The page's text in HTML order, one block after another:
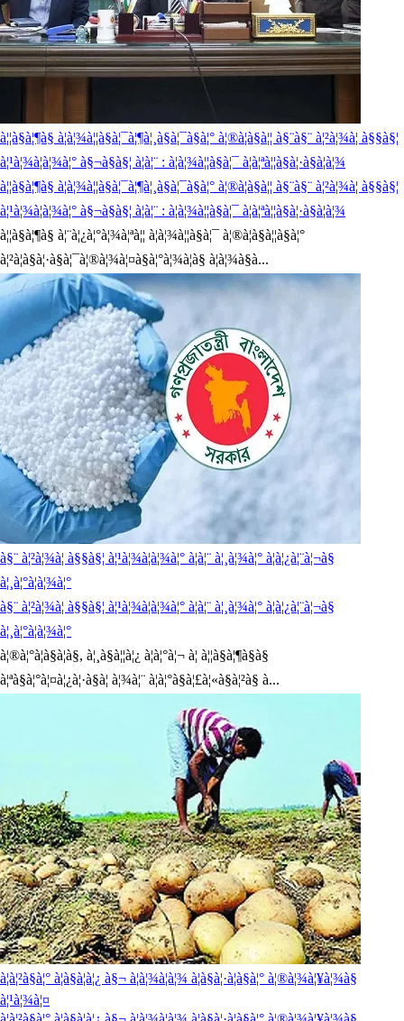
à¦¦à§à¦¶à§ à¦à¦¾à¦¦à§à¦¯à¦¶à¦¸à§à¦¯à§à¦° à¦®à¦à§à¦¦ à§¨à§¨ à¦²à¦¾à¦ à§§à§¦
à¦¹à¦¾à¦à¦¾à¦° à§¬à§­à§¦ à¦à¦¨ : à¦à¦¾à¦¦à§à¦¯ à¦à¦ªà¦¦à§à¦·à§à¦à¦¾
à¦¦à§à¦¶à§ à¦à¦¾à¦¦à§à¦¯à¦¶à¦¸à§à¦¯à§à¦° à¦®à¦à§à¦¦ à§¨à§¨ à¦²à¦¾à¦ à§§à§¦
à¦¹à¦¾à¦à¦¾à¦° à§¬à§­à§¦ à¦à¦¨ : à¦à¦¾à¦¦à§à¦¯ à¦à¦ªà¦¦à§à¦·à§à¦à¦¾
à¦¦à§à¦¶à§ à¦¨à¦¿à¦°à¦¾à¦ªà¦¦ à¦à¦¾à¦¦à§à¦¯ à¦®à¦à§à¦¦à§à¦°
à¦²à¦à§à¦·à§à¦¯à¦®à¦¾à¦¤à§à¦°à¦¾à¦à§ à¦à¦¾à§à...
à§¨ à¦²à¦¾à¦ à§§à§¦ à¦¹à¦¾à¦à¦¾à¦° à¦à¦¨ à¦¸à¦¾à¦° à¦à¦¿à¦¨à¦¬à§
à¦¸à¦°à¦à¦¾à¦°
à§¨ à¦²à¦¾à¦ à§§à§¦ à¦¹à¦¾à¦à¦¾à¦° à¦à¦¨ à¦¸à¦¾à¦° à¦à¦¿à¦¨à¦¬à§
à¦¸à¦°à¦à¦¾à¦°
à¦®à¦°à¦à§à¦à§, à¦¸à§à¦¦à¦¿ à¦à¦°à¦¬ à¦ à¦¦à§à¦¶à§à§
à¦ªà§à¦°à¦¤à¦¿à¦·à§à¦ à¦¾à¦¨ à¦à¦°à§à¦£à¦«à§à¦²à§ à...
à¦à¦²à§à¦° à¦à§à¦à¦¿ à§¬ à¦à¦¾à¦à¦¾ à¦à§à¦·à¦à§à¦° à¦®à¦¾à¦¥à¦¾à§
à¦¹à¦¾à¦¤